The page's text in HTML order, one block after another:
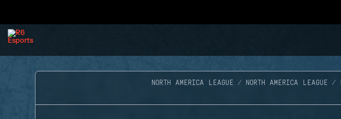
NORTH AMERICA LEAGUE NORTH AMERICA LEAGUE